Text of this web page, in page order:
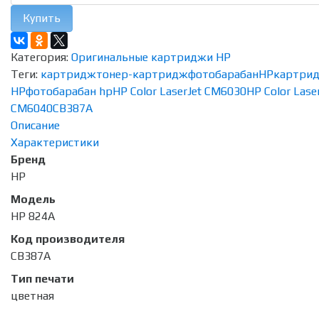
Купить
Категория: Оригинальные картриджи HP
Теги: картриджтонер-картриджфотобарабанHP
HPфотобарабан hpHP Color LaserJet CM6030HP Color
CM6040CB387A
Описание
Характеристики
Бренд
HP
Модель
HP 824A
Код производителя
CB387A
Тип печати
цветная